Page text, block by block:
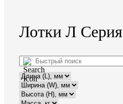
Лотки Л Серия